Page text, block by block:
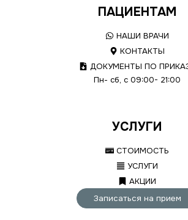
ПАЦИЕНТАМ
НАШИ ВРАЧИ
КОНТАКТЫ
ДОКУМЕНТЫ ПО
Пн- сб, с 09:00- 21:00
УСЛУГИ
СТОИМОСТЬ
УСЛУГИ
АКЦИИ
Записаться на прием